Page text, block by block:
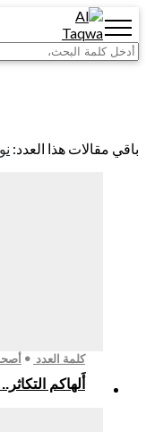
هذا العدد: نوفمبر 2019
كلمة العدد أصحاب
أَلهاكم التكاثر..